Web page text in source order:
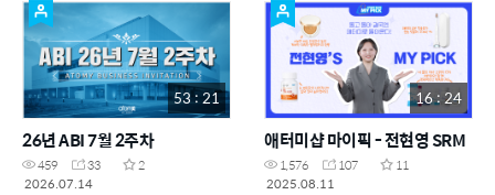
53 : 21
26년 ABI 7월 2주차
459 33
2
2026.07.14
16 : 24
애터미샵 마이픽 - 전현영 SRM
1,576 107
11
2025.08.11